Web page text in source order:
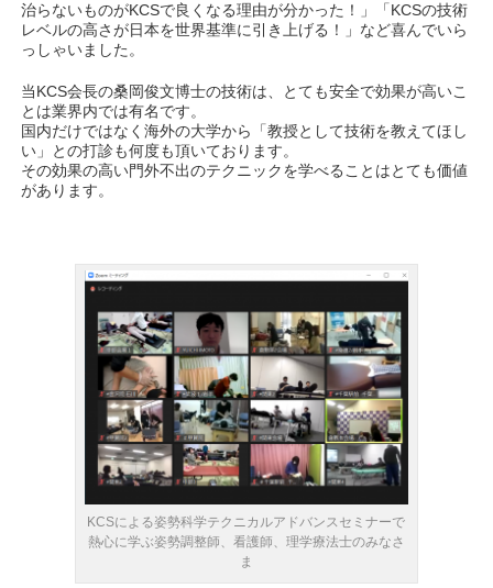
治らないものがKCSで良くなる理由が分かった！」「KCSの技術
レベルの高さが日本を世界基準に引き上げる！」など喜んでいら
っしゃいました。
当KCS会長の桑岡俊文博士の技術は、とても安全で効果が高いこ
とは業界内では有名です。
国内だけではなく海外の大学から「教授として技術を教えてほし
い」との打診も何度も頂いております。
その効果の高い門外不出のテクニックを学べることはとても価値
があります。
KCSによる姿勢科学テクニカルアドバンスセミナーで
熱心に学ぶ姿勢調整師、看護師、理学療法士のみなさ
ま